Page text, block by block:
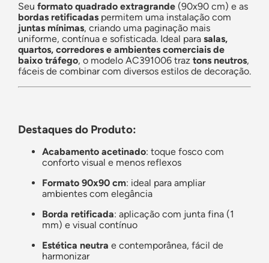
Seu formato quadrado extragrande (90x90 cm) e as
bordas retificadas permitem uma instalação com
juntas mínimas, criando uma paginação mais
uniforme, contínua e sofisticada. Ideal para salas,
quartos, corredores e ambientes comerciais de
baixo tráfego, o modelo AC391006 traz tons neutros,
fáceis de combinar com diversos estilos de decoração.
Destaques do Produto:
Acabamento acetinado: toque fosco com
conforto visual e menos reflexos
Formato 90x90 cm: ideal para ampliar
ambientes com elegância
Borda retificada: aplicação com junta fina (1
mm) e visual contínuo
Estética neutra e contemporânea, fácil de
harmonizar